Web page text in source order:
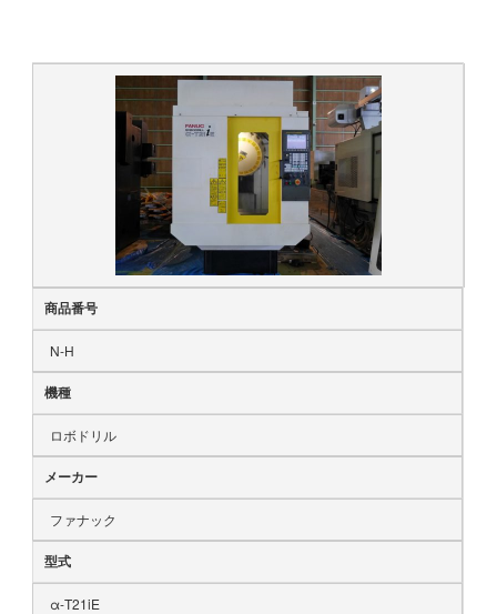
商品番号
N-H
機種
ロボドリル
メーカー
ファナック
型式
α-T21iE